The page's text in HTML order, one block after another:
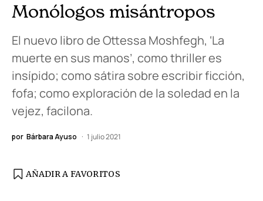
Monólogos misántropos
El nuevo libro de Ottessa Moshfegh, ‘La
muerte en sus manos’, como thriller es
insípido; como sátira sobre escribir ficción,
fofa; como exploración de la soledad en la
vejez, facilona.
por Bárbara Ayuso 1 julio 2021
AÑADIR A FAVORITOS